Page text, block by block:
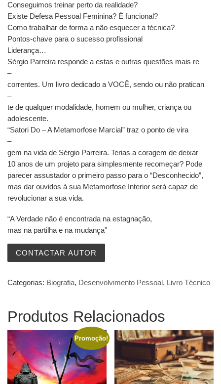
Conseguimos treinar perto da realidade?
Existe Defesa Pessoal Feminina? É funcional?
Como trabalhar de forma a não esquecer a técnica?
Pontos-chave para o sucesso profissional
Liderança…
Sérgio Parreira responde a estas e outras questões mais re
–
correntes. Um livro dedicado a VOCÊ, sendo ou não pratican
–
te de qualquer modalidade, homem ou mulher, criança ou
adolescente.
“Satori Do – A Metamorfose Marcial” traz o ponto de vira
–
gem na vida de Sérgio Parreira. Terias a coragem de deixar
10 anos de um projeto para simplesmente recomeçar? Pode
parecer assustador o primeiro passo para o “Desconhecido”,
mas dar ouvidos à sua Metamorfose Interior será capaz de
revolucionar a sua vida.
“A Verdade não é encontrada na estagnação,
mas na partilha e na mudança”
CONTACTAR AUTOR
Categorias: Biografia, Desenvolvimento Pessoal, Livro Técnico
Produtos Relacionados
Promoção!